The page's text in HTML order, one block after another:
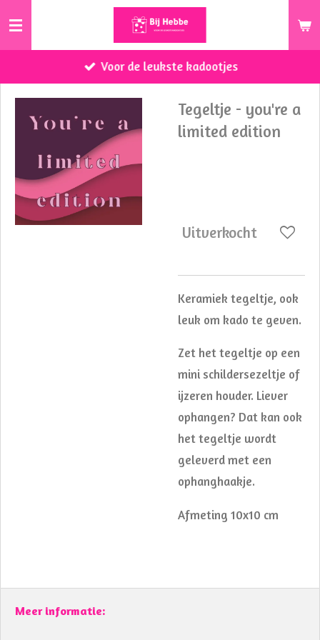
Ga
de
hoofdinhoud
Voor de leukste kadootjes
Tegeltje - you're a
limited edition
Uitverkocht
Keramiek tegeltje, ook
leuk om kado te geven.
Zet het tegeltje op een
mini schildersezeltje of
ijzeren houder. Liever
ophangen? Dat kan ook
het tegeltje wordt
geleverd met een
ophanghaakje.
Afmeting 10x10 cm
Meer informatie: